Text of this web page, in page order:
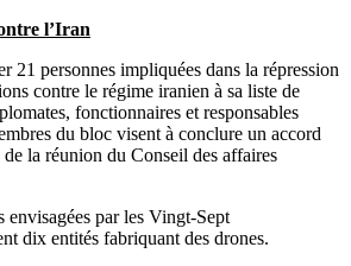
l’Iran
21 personnes impliquées dans la répression
contre le régime iranien à sa liste de
fonctionnaires et responsables
du bloc visent à conclure un accord
la réunion du Conseil des affaires
envisagées par les Vingt-Sept
dix entités fabriquant des drones.